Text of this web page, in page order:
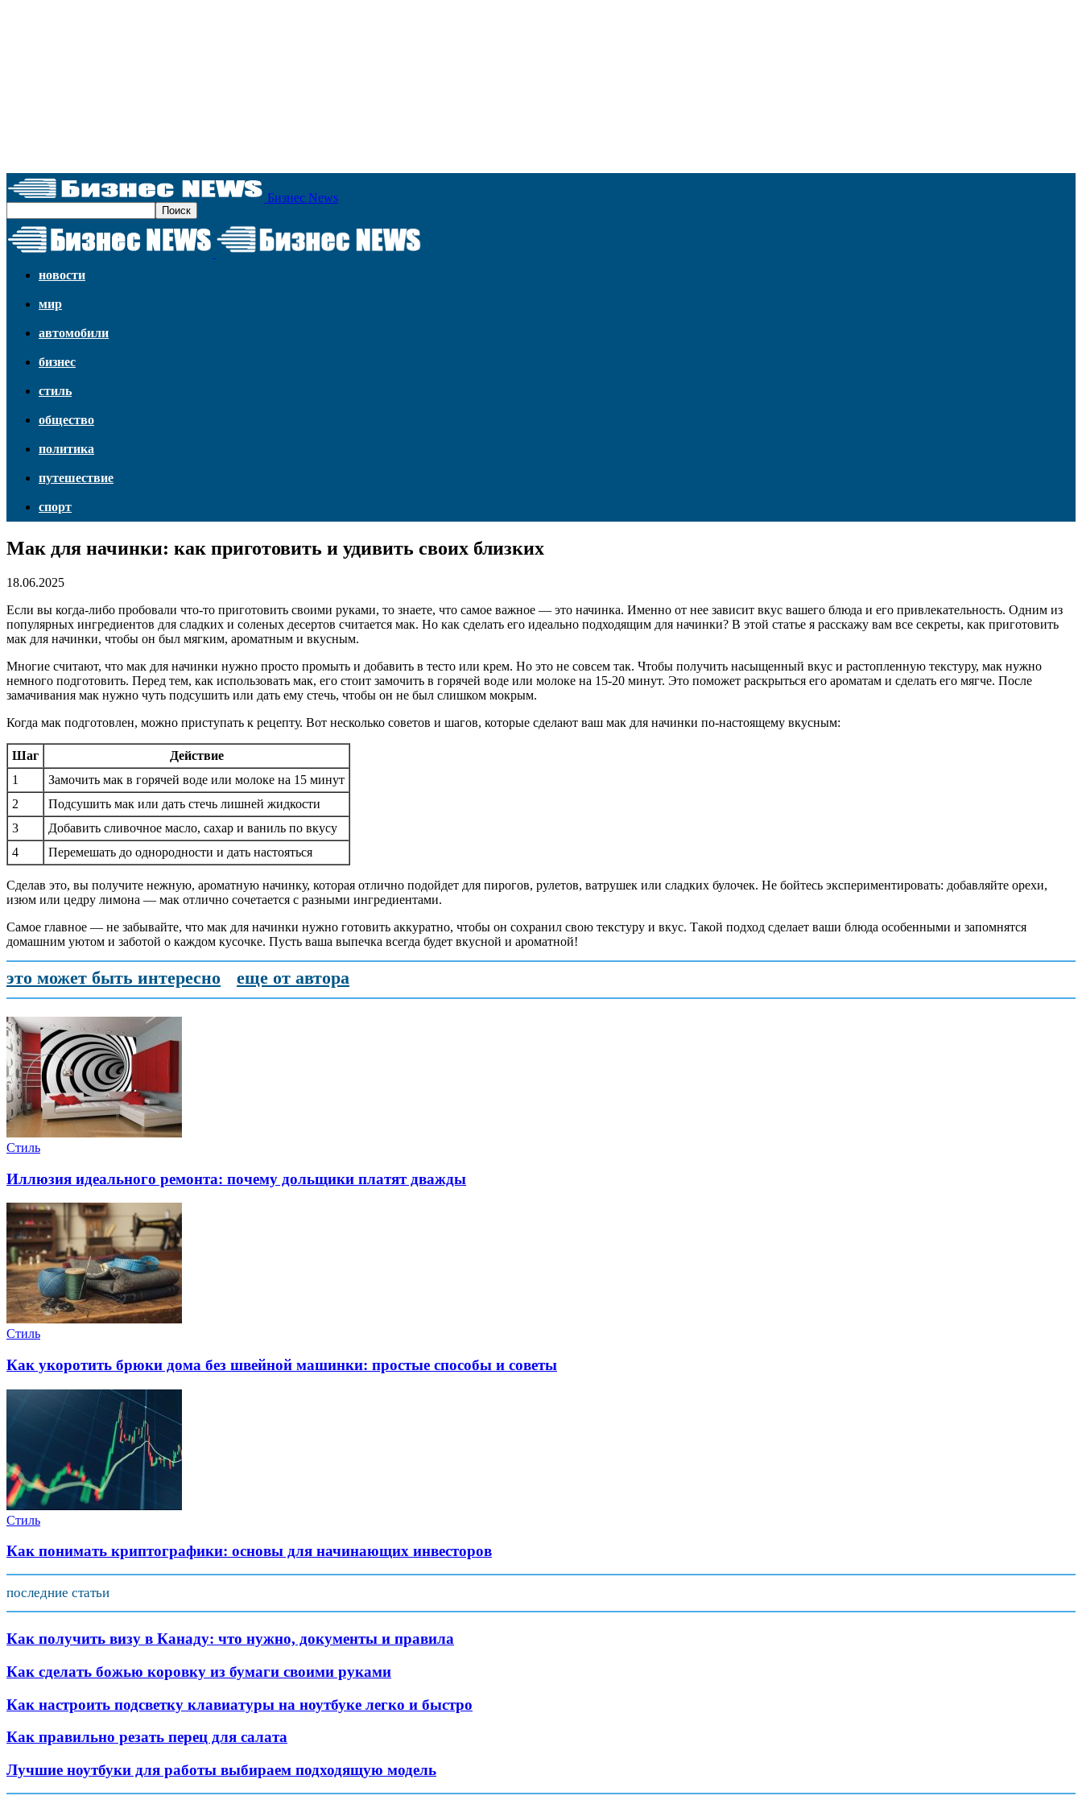
Бизнес News
новости
мир
автомобили
бизнес
стиль
общество
политика
путешествие
спорт
Мак для начинки: как приготовить и удивить своих близких
18.06.2025
Если вы когда-либо пробовали что-то приготовить своими руками, то знаете, что самое важное — это начинка. Именно от нее зависит вкус вашего блюда и его привлекательность. Одним из
популярных ингредиентов для сладких и соленых десертов считается мак. Но как сделать его идеально подходящим для начинки? В этой статье я расскажу вам все секреты, как приготовить
мак для начинки, чтобы он был мягким, ароматным и вкусным.
Многие считают, что мак для начинки нужно просто промыть и добавить в тесто или крем. Но это не совсем так. Чтобы получить насыщенный вкус и растопленную текстуру, мак нужно
немного подготовить. Перед тем, как использовать мак, его стоит замочить в горячей воде или молоке на 15-20 минут. Это поможет раскрыться его ароматам и сделать его мягче. После
замачивания мак нужно чуть подсушить или дать ему стечь, чтобы он не был слишком мокрым.
Когда мак подготовлен, можно приступать к рецепту. Вот несколько советов и шагов, которые сделают ваш мак для начинки по-настоящему вкусным:
Шаг
Действие
1
Замочить мак в горячей воде или молоке на 15 минут
2
Подсушить мак или дать стечь лишней жидкости
3
Добавить сливочное масло, сахар и ваниль по вкусу
4
Перемешать до однородности и дать настояться
Сделав это, вы получите нежную, ароматную начинку, которая отлично подойдет для пирогов, рулетов, ватрушек или сладких булочек. Не бойтесь экспериментировать: добавляйте орехи,
изюм или цедру лимона — мак отлично сочетается с разными ингредиентами.
Самое главное — не забывайте, что мак для начинки нужно готовить аккуратно, чтобы он сохранил свою текстуру и вкус. Такой подход сделает ваши блюда особенными и запомнятся
домашним уютом и заботой о каждом кусочке. Пусть ваша выпечка всегда будет вкусной и ароматной!
это может быть интересно еще от автора
Стиль
Иллюзия идеального ремонта: почему дольщики платят дважды
Стиль
Как укоротить брюки дома без швейной машинки: простые способы и советы
Стиль
Как понимать криптографики: основы для начинающих инвесторов
последние статьи
Как получить визу в Канаду: что нужно, документы и правила
Как сделать божью коровку из бумаги своими руками
Как настроить подсветку клавиатуры на ноутбуке легко и быстро
Как правильно резать перец для салата
Лучшие ноутбуки для работы выбираем подходящую модель